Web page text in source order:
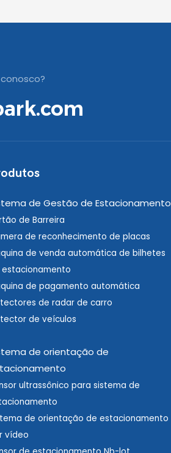
de Gestão de Estacionamento
de Barreira
de reconhecimento de placas
de venda automática de bilhetes
de pagamento automática
de radar de carro
de veículos
de orientação de
ultrassônico para sistema de
de orientação de estacionamento
vídeo